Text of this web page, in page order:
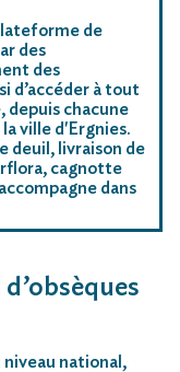
de
des
des
d’accéder à tout
depuis chacune
ville d'Ergnies.
deuil, livraison de
cagnotte
dans
niveau national,